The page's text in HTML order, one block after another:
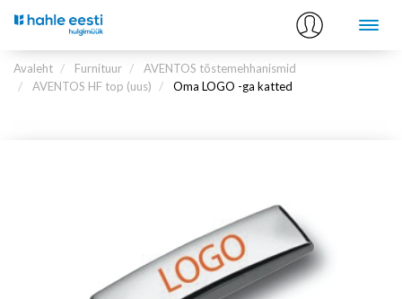
Avaleht Furnituur
AVENTOS tõstemehhanismid
AVENTOS HF top (uus)
Oma LOGO -ga katted